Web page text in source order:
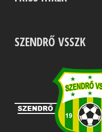
SZENDRŐ VSSZK